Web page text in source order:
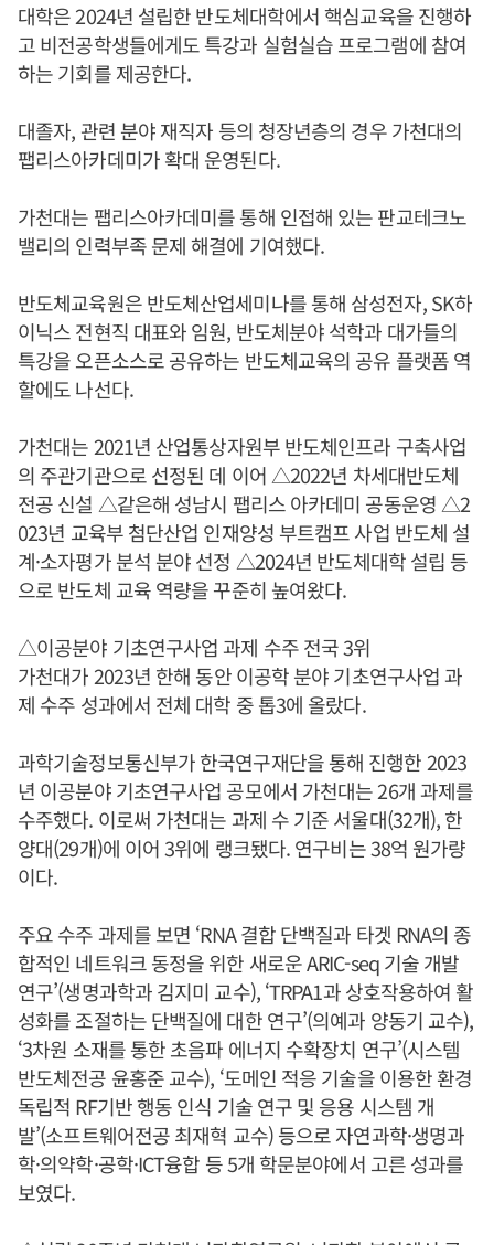
대학은 2024년 설립한 반도체대학에서 핵심교육을 진행하
고 비전공학생들에게도 특강과 실험실습 프로그램에 참여
하는 기회를 제공한다.
대졸자, 관련 분야 재직자 등의 청장년층의 경우 가천대의
팹리스아카데미가 확대 운영된다.
가천대는 팹리스아카데미를 통해 인접해 있는 판교테크노
밸리의 인력부족 문제 해결에 기여했다.
반도체교육원은 반도체산업세미나를 통해 삼성전자, SK하
이닉스 전현직 대표와 임원, 반도체분야 석학과 대가들의
특강을 오픈소스로 공유하는 반도체교육의 공유 플랫폼 역
할에도 나선다.
가천대는 2021년 산업통상자원부 반도체인프라 구축사업
의 주관기관으로 선정된 데 이어 △2022년 차세대반도체
전공 신설 △같은해 성남시 팹리스 아카데미 공동운영 △2
023년 교육부 첨단산업 인재양성 부트캠프 사업 반도체 설
계·소자평가 분석 분야 선정 △2024년 반도체대학 설립 등
으로 반도체 교육 역량을 꾸준히 높여왔다.
△이공분야 기초연구사업 과제 수주 전국 3위
가천대가 2023년 한해 동안 이공학 분야 기초연구사업 과
제 수주 성과에서 전체 대학 중 톱3에 올랐다.
과학기술정보통신부가 한국연구재단을 통해 진행한 2023
년 이공분야 기초연구사업 공모에서 가천대는 26개 과제를
수주했다. 이로써 가천대는 과제 수 기준 서울대(32개), 한
양대(29개)에 이어 3위에 랭크됐다. 연구비는 38억 원가량
이다.
주요 수주 과제를 보면 ‘RNA 결합 단백질과 타겟 RNA의 종
합적인 네트워크 동정을 위한 새로운 ARIC-seq 기술 개발
연구’(생명과학과 김지미 교수), ‘TRPA1과 상호작용하여 활
성화를 조절하는 단백질에 대한 연구’(의예과 양동기 교수),
‘3차원 소재를 통한 초음파 에너지 수확장치 연구’(시스템
반도체전공 윤홍준 교수), ‘도메인 적응 기술을 이용한 환경
독립적 RF기반 행동 인식 기술 연구 및 응용 시스템 개
발’(소프트웨어전공 최재혁 교수) 등으로 자연과학·생명과
학·의약학·공학·ICT융합 등 5개 학문분야에서 고른 성과를
보였다.